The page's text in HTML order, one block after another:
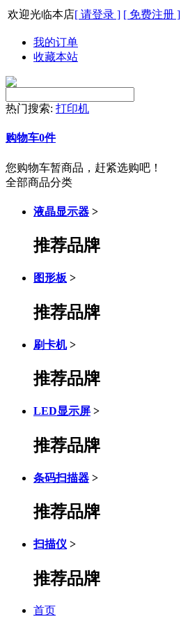
欢迎光临本店[ 请登录 ] [ 免费注册 ]
我的订单
收藏本站
热门搜索: 打印机
购物车0件
您购物车暂商品，赶紧选购吧！
全部商品分类
液晶显示器 >
推荐品牌
图形板 >
推荐品牌
刷卡机 >
推荐品牌
LED显示屏 >
推荐品牌
条码扫描器 >
推荐品牌
扫描仪 >
推荐品牌
首页